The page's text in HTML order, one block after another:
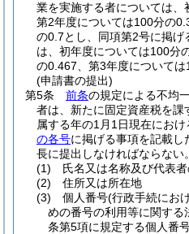
業を実施する者については、
第2年度については100分の
の0.7とし、同項第2号に掲げ
は、初年度については100分
の0.467、第3年度については
(申請書の提出)
第5条
前条の規定による不均
者は、新たに固定資産税を
属する年の1月1日現在におけ
の各号に掲げる事項を記載
長に提出しなければならない。
(1)
氏名又は名称及び代表者
(2)
住所又は所在地
(3)
個人番号(行政手続にお
めの番号の利用等に関する
条第5項に規定する個人番